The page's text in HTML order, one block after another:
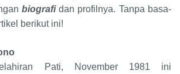
biografidan profilnya. Tanpa basa-
berikut ini!
Pati, November 1981 ini